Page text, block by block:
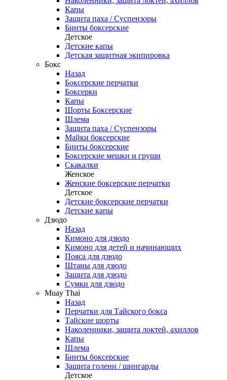
Капы
Защита паха / Суспензоры
Бинты боксерские
Детское
Детские капы
Детская защитная экипировка
Бокс
Назад
Боксерские перчатки
Боксерки
Капы
Шорты Боксерские
Шлема
Защита паха / Суспензоры
Майки боксерские
Бинты боксерские
Боксерские мешки и груши
Скакалки
Женское
Женские боксерские перчатки
Детское
Детские боксерские перчатки
Детские капы
Дзюдо
Назад
Кимоно для дзюдо
Кимоно для детей и начинающих
Пояса для дзюдо
Штаны для дзюдо
Защита для дзюдо
Сумки для дзюдо
Muay Thai
Назад
Перчатки для Тайского бокса
Тайские шорты
Наколенники, защита локтей, ахиллов
Капы
Шлема
Бинты боксерские
Защита голени / шингарды
Детское